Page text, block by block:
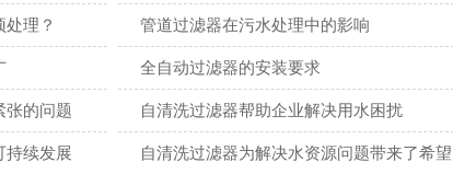
理？ 管道过滤器在污水处理中的影响
全自动过滤器的安装要求
张的问题 自清洗过滤器帮助企业解决用水困扰
持续发展 自清洗过滤器为解决水资源问题带来了希望